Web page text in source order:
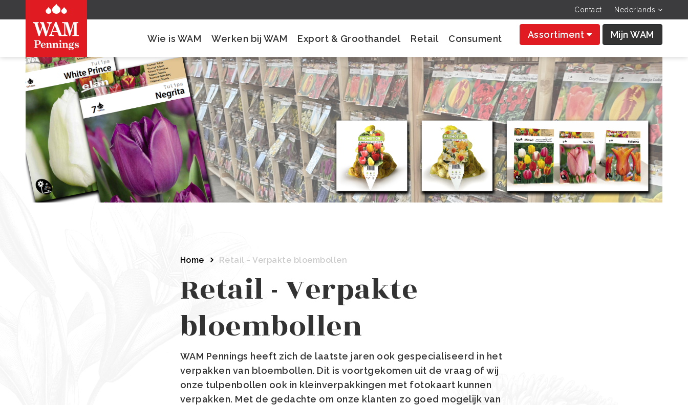
Contact Nederlands
Wie is WAM Werken bij WAM Export & Groothandel Retail Consument Assortiment Mijn WAM
Home Retail - Verpakte bloembollen
Retail - Verpakte
bloembollen
WAM Pennings heeft zich de laatste jaren ook gespecialiseerd in het
verpakken van bloembollen. Dit is voortgekomen uit de vraag of wij
onze tulpenbollen ook in kleinverpakkingen met fotokaart kunnen
verpakken. Met de gedachte om onze klanten zo goed mogelijk van